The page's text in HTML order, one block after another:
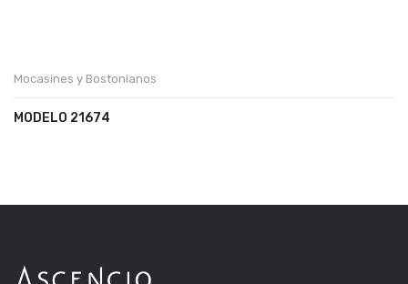
Mocasines y Bostonianos
MODELO 21674